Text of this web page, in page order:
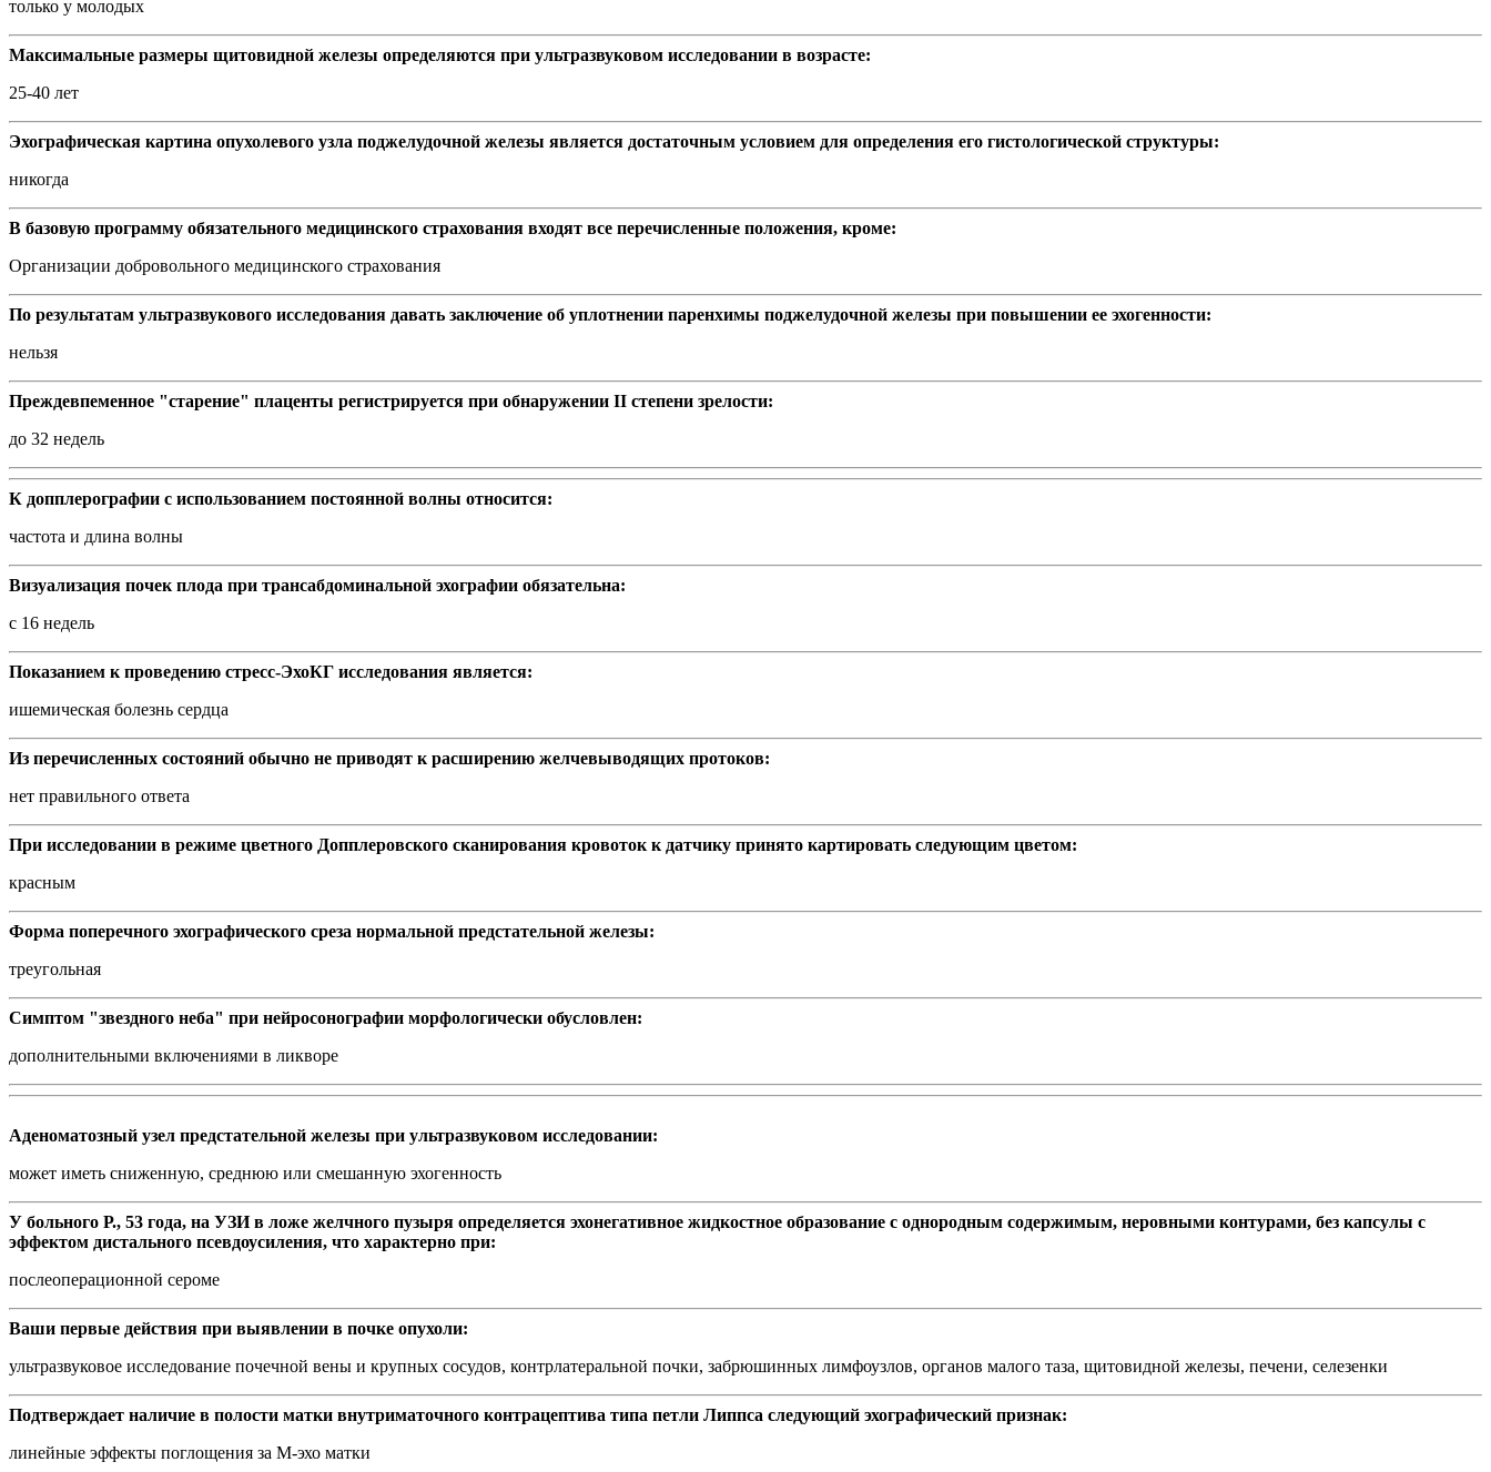
только у молодых
Максимальные размеры щитовидной железы определяются при ультразвуковом исследовании в возрасте:
25-40 лет
Эхографическая картина опухолевого узла поджелудочной железы является достаточным условием для определения его гистологической структуры:
никогда
В базовую программу обязательного медицинского страхования входят все перечисленные положения, кроме:
Организации добровольного медицинского страхования
По результатам ультразвукового исследования давать заключение об уплотнении паренхимы поджелудочной железы при повышении ее эхогенности:
нельзя
Преждевпеменное "старение" плаценты регистрируется при обнаружении II степени зрелости:
до 32 недель
К допплерографии с использованием постоянной волны относится:
частота и длина волны
Визуализация почек плода при трансабдоминальной эхографии обязательна:
с 16 недель
Показанием к проведению стресс-ЭхоКГ исследования является:
ишемическая болезнь сердца
Из перечисленных состояний обычно не приводят к расширению желчевыводящих протоков:
нет правильного ответа
При исследовании в режиме цветного Допплеровского сканирования кровоток к датчику принято картировать следующим цветом:
красным
Форма поперечного эхографического среза нормальной предстательной железы:
треугольная
Симптом "звездного неба" при нейросонографии морфологически обусловлен:
дополнительными включениями в ликворе
Аденоматозный узел предстательной железы при ультразвуковом исследовании:
может иметь сниженную, среднюю или смешанную эхогенность
У больного Р., 53 года, на УЗИ в ложе желчного пузыря определяется эхонегативное жидкостное образование с однородным содержимым, неровными контурами, без капсулы с
эффектом дистального псевдоусиления, что характерно при:
послеоперационной сероме
Ваши первые действия при выявлении в почке опухоли:
ультразвуковое исследование почечной вены и крупных сосудов, контрлатеральной почки, забрюшинных лимфоузлов, органов малого таза, щитовидной железы, печени, селезенки
Подтверждает наличие в полости матки внутриматочного контрацептива типа петли Липпса следующий эхографический признак:
линейные эффекты поглощения за М-эхо матки